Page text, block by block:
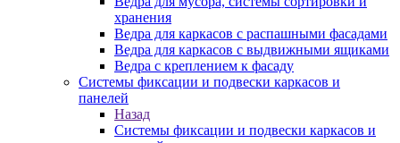
хранения
Ведра для каркасов с распашными фасадами
Ведра для каркасов с выдвижными ящиками
Ведра с креплением к фасаду
Системы фиксации и подвески каркасов и
панелей
Назад
Системы фиксации и подвески каркасов и